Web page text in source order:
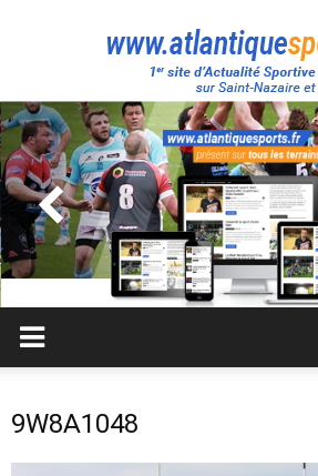
Atlantique
Sport
9W8A1048